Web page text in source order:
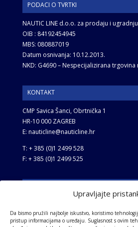
Upravljajte
Da bismo pružili najbolje iskustvo, koristimo
pristup informacijama o uređaju. Suglasnost s ovim
PODACI O TVRTKI
NAUTIC LINE d.o.o. za prodaju i
OIB : 84192454945
MBS: 080887019
Datum osnivanja: 10.12.2013.
NKD: G4690 – Nespecijalizirana trgovina
KONTAKT
CMP Savica Šanci, Obrtnička 1
HR-10 000 ZAGREB
E: nauticline@nauticline.hr
T: + 385 (0)1 2499 528
F: + 385 (0)1 2499 525
Uvjeti privatnosti